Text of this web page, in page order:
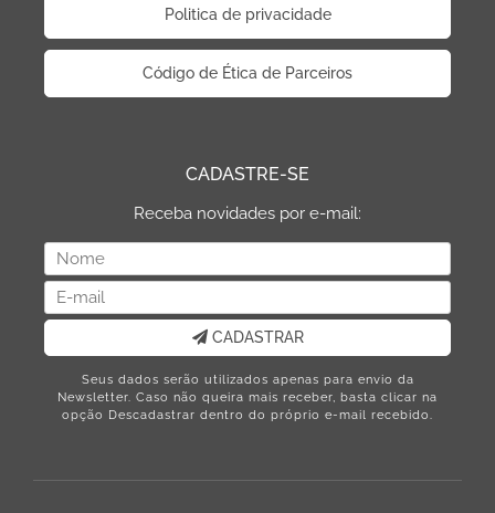
Politica de privacidade
Código de Ética de Parceiros
CADASTRE-SE
Receba novidades por e-mail:
CADASTRAR
Seus dados serão utilizados apenas para envio da
Newsletter. Caso não queira mais receber, basta clicar na
opção Descadastrar dentro do próprio e-mail recebido.